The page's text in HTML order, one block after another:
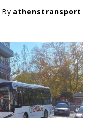
By athenstransport